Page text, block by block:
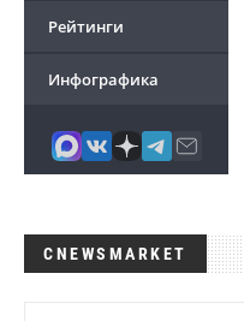
Рейтинги
Инфографика
CNEWSMARKET